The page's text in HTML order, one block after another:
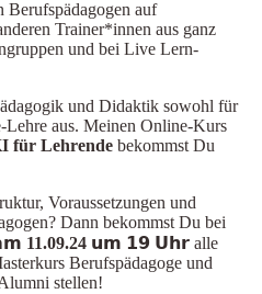
auf
Trainer*innen aus ganz
und bei Live Lern-
und Didaktik sowohl für
Lehre aus. Meinen Online-Kurs
für Lehrende bekommst Du
Voraussetzungen und
Dann bekommst Du bei
11.09.24 𝘂𝗺 𝟭𝟵 𝗨𝗵𝗿 alle
Berufspädagoge und
stellen!